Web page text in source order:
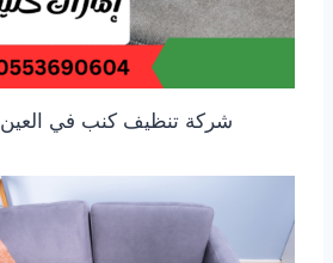
شركة تنظيف كنب في العين